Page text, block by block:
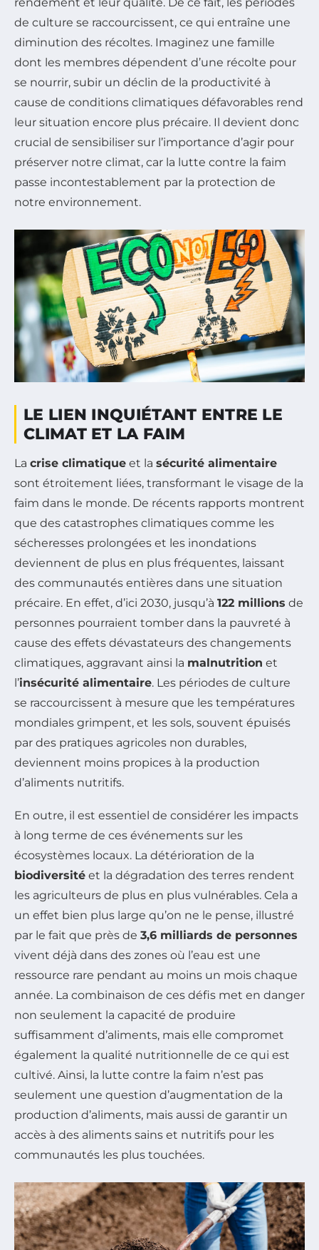
rendement et leur qualité. De ce fait, les périodes
de culture se raccourcissent, ce qui entraîne une
diminution des récoltes. Imaginez une famille
dont les membres dépendent d’une récolte pour
se nourrir, subir un déclin de la productivité à
cause de conditions climatiques défavorables rend
leur situation encore plus précaire. Il devient donc
crucial de sensibiliser sur l’importance d’agir pour
préserver notre climat, car la lutte contre la faim
passe incontestablement par la protection de
notre environnement.
LE LIEN INQUIÉTANT ENTRE LE
CLIMAT ET LA FAIM
La crise climatique et la sécurité alimentaire
sont étroitement liées, transformant le visage de la
faim dans le monde. De récents rapports montrent
que des catastrophes climatiques comme les
sécheresses prolongées et les inondations
deviennent de plus en plus fréquentes, laissant
des communautés entières dans une situation
précaire. En effet, d’ici 2030, jusqu’à 122 millions de
personnes pourraient tomber dans la pauvreté à
cause des effets dévastateurs des changements
climatiques, aggravant ainsi la malnutrition et
l’insécurité alimentaire. Les périodes de culture
se raccourcissent à mesure que les températures
mondiales grimpent, et les sols, souvent épuisés
par des pratiques agricoles non durables,
deviennent moins propices à la production
d’aliments nutritifs.
En outre, il est essentiel de considérer les impacts
à long terme de ces événements sur les
écosystèmes locaux. La détérioration de la
biodiversité et la dégradation des terres rendent
les agriculteurs de plus en plus vulnérables. Cela a
un effet bien plus large qu’on ne le pense, illustré
par le fait que près de 3,6 milliards de personnes
vivent déjà dans des zones où l’eau est une
ressource rare pendant au moins un mois chaque
année. La combinaison de ces défis met en danger
non seulement la capacité de produire
suffisamment d’aliments, mais elle compromet
également la qualité nutritionnelle de ce qui est
cultivé. Ainsi, la lutte contre la faim n’est pas
seulement une question d’augmentation de la
production d’aliments, mais aussi de garantir un
accès à des aliments sains et nutritifs pour les
communautés les plus touchées.